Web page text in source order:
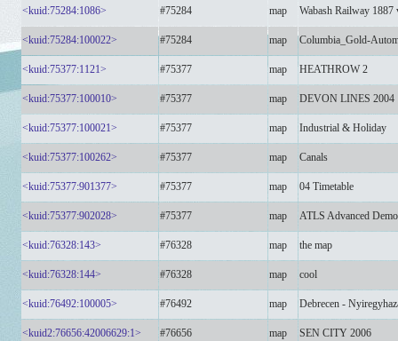
<kuid:75284:1086> #75284 map Wabash Railway 1887
<kuid:75284:100022> #75284 map Columbia_Gold-
<kuid:75377:1121> #75377 map HEATHROW 2
<kuid:75377:100010> #75377 map DEVON LINES 2004
<kuid:75377:100021> #75377 map Industrial & Holiday
<kuid:75377:100262> #75377 map Canals
<kuid:75377:901377> #75377 map 04 Timetable
<kuid:75377:902028> #75377 map ATLS Advanced Demo
<kuid:76328:143> #76328 map the map
<kuid:76328:144> #76328 map cool
<kuid:76492:100005> #76492 map Debrecen -
<kuid2:76656:42006629:1> #76656 map SEN CITY 2006